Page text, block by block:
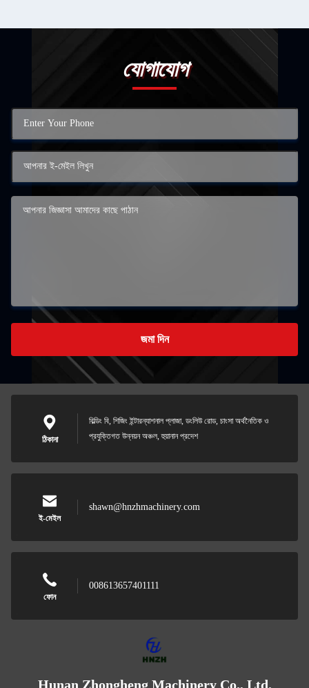
যোগাযোগ
জমা দিন
ঠিকানা
বিল্ডিং বি, শিজিং ইন্টারন্যাশনাল প্লাজা, ডংলিউ রোড, চাংসা অর্থনৈতিক ও
প্রযুক্তিগত উন্নয়ন অঞ্চল, হুয়ানান প্রদেশ
ই-মেইল
shawn@hnzhmachinery.com
ফোন
008613657401111
Hunan Zhongheng Machinery Co., Ltd.